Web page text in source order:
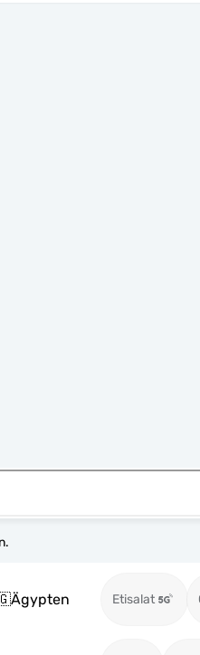
Ägypten Etisalat